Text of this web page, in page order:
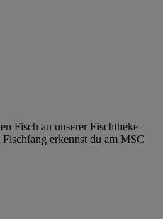
Fisch an unserer Fischtheke –
erkennst du am MSC